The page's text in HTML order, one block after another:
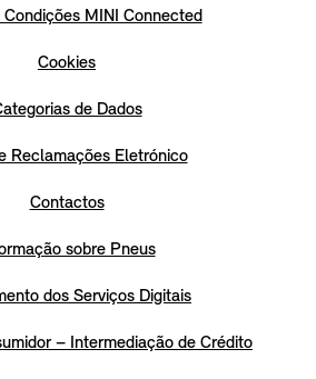
Condições MINI Connected
Cookies
de Dados
Reclamações Eletrónico
Contactos
sobre Pneus
dos Serviços Digitais
– Intermediação de Crédito